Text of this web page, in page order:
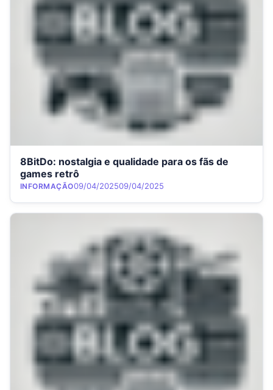
8BitDo: nostalgia e qualidade para os fãs de
games retrô
Category
INFORMAÇÃOPosted on
09/04/202509/04/2025